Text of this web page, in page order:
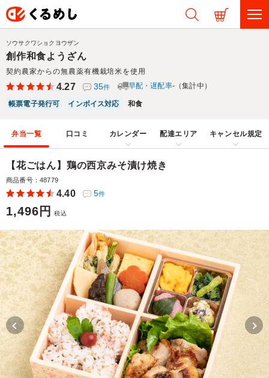
創作和食ようざん
契約農家からの無農薬有機栽培米を使用
ソウサクワショクヨウザン
4.27 35件 早配・遅配率-（集計中）
帳票電子発行可 インボイス対応 和食
弁当一覧 口コミ カレンダー 配達エリア キャンセル規定
【花ごはん】鶏の西京みそ漬け焼き
商品番号：48779
4.40 5件
1,496円 税込